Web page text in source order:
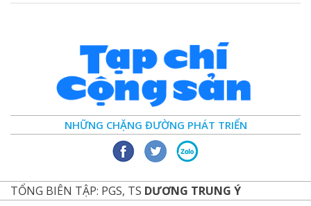
NHỮNG CHẶNG ĐƯỜNG PHÁT TRIỂN
TỔNG BIÊN TẬP: PGS, TS DƯƠNG TRUNG Ý